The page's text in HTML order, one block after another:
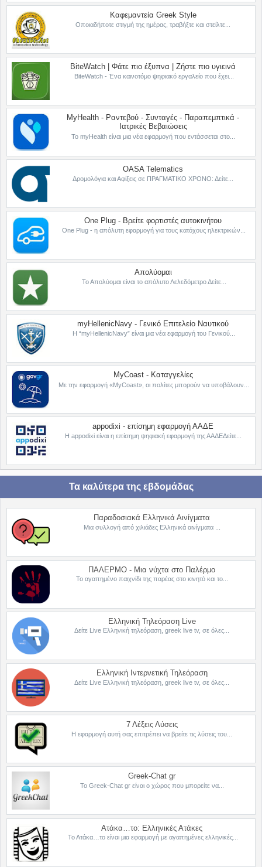
Καφεμαντεία Greek Style
Οποιαδήποτε στιγμή της ημέρας, τραβήξτε και στείλτε...
BiteWatch | Φάτε πιο έξυπνα | Ζήστε πιο υγιεινά
BiteWatch - Ένα καινοτόμο ψηφιακό εργαλείο που έχει...
MyHealth - Ραντεβού - Συνταγές - Παραπεμπτικά -
Ιατρικές Βεβαιώσεις
Το myHealth είναι μια νέα εφαρμογή που εντάσσεται στο...
OASA Telematics
Δρομολόγια και Αφίξεις σε ΠΡΑΓΜΑΤΙΚΟ ΧΡΟΝΟ: Δείτε...
One Plug - Βρείτε φορτιστές αυτοκινήτου
One Plug - η απόλυτη εφαρμογή για τους κατόχους ηλεκτρικών...
Απολύομαι
Το Απολύομαι είναι το απόλυτο Λελεδόμετρο Δείτε...
myHellenicNavy - Γενικό Επιτελείο Ναυτικού
Η “myHellenicNavy” είναι μια νέα εφαρμογή του Γενικού...
MyCoast - Καταγγελίες
Με την εφαρμογή «MyCoast», οι πολίτες μπορούν να υποβάλουν...
appodixi - επίσημη εφαρμογή ΑΑΔΕ
Η appodixi είναι η επίσημη ψηφιακή εφαρμογή της ΑΑΔΕΔείτε...
Τα καλύτερα της εβδομάδας
Παραδοσιακά Ελληνικά Αινίγματα
Μια συλλογή από χιλιάδες Ελληνικά αινίγματα ...
ΠΑΛΕΡΜΟ - Μια νύχτα στο Παλέρμο
Το αγαπημένο παιχνίδι της παρέας στο κινητό και το...
Ελληνική Τηλεόραση Live
Δείτε Live Ελληνική τηλεόραση, greek live tv, σε όλες...
Ελληνική Ιντερνετική Τηλεόραση
Δείτε Live Ελληνική τηλεόραση, greek live tv, σε όλες...
7 Λέξεις Λύσεις
Η εφαρμογή αυτή σας επιτρέπει να βρείτε τις λύσεις του...
Greek-Chat gr
Το Greek-Chat gr είναι ο χώρος που μπορείτε να...
Ατάκα…το: Ελληνικές Ατάκες
Το Ατάκα…το είναι μια εφαρμογή με αγαπημένες ελληνικές...